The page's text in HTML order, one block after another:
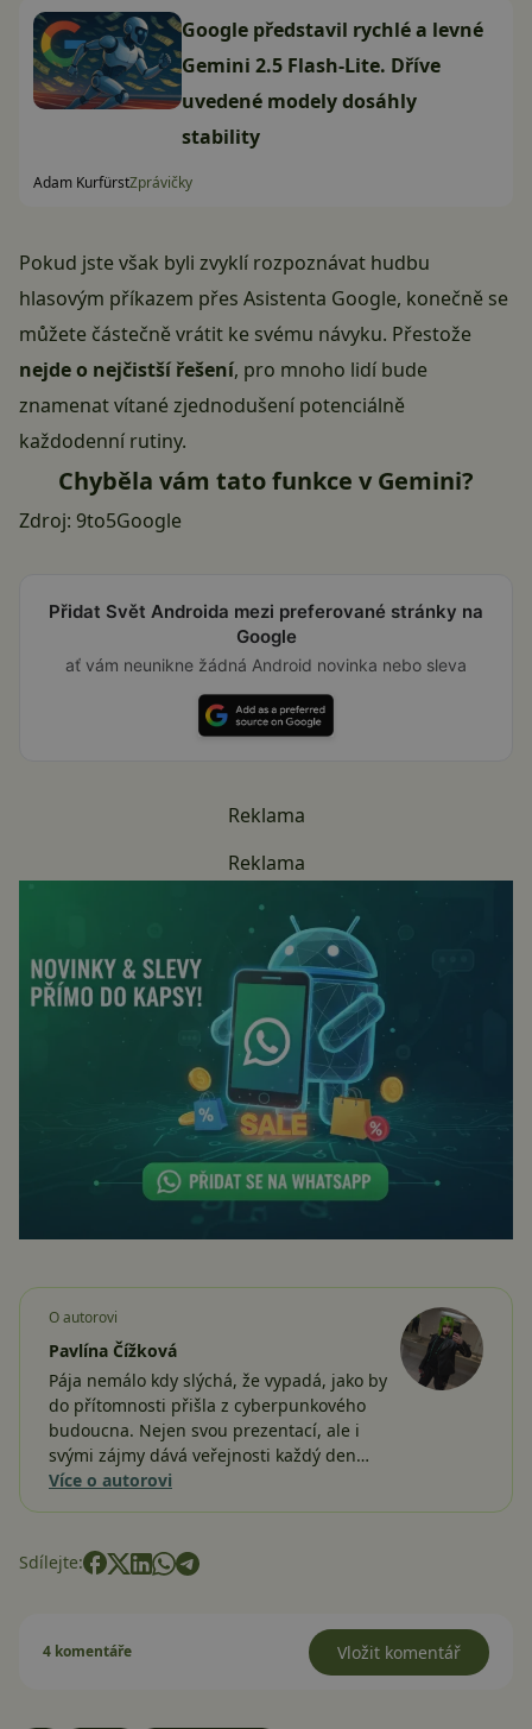
Google představil rychlé a levné
Gemini 2.5 Flash-Lite. Dříve
uvedené modely dosáhly
stability
Adam KurfürstZprávičky
Pokud jste však byli zvyklí rozpoznávat hudbu
hlasovým příkazem přes Asistenta Google, konečně se
můžete částečně vrátit ke svému návyku. Přestože
nejde o nejčistší řešení, pro mnoho lidí bude
znamenat vítané zjednodušení potenciálně
každodenní rutiny.
Chyběla vám tato funkce v Gemini?
Zdroj: 9to5Google
Přidat Svět Androida mezi preferované stránky na
Google
ať vám neunikne žádná Android novinka nebo sleva
Reklama
Reklama
O autorovi
Pavlína Čížková
Pája nemálo kdy slýchá, že vypadá, jako by
do přítomnosti přišla z cyberpunkového
budoucna. Nejen svou prezentací, ale i
svými zájmy dává veřejnosti každý den…
Více o autorovi
Sdílejte:
4 komentáře Vložit komentář